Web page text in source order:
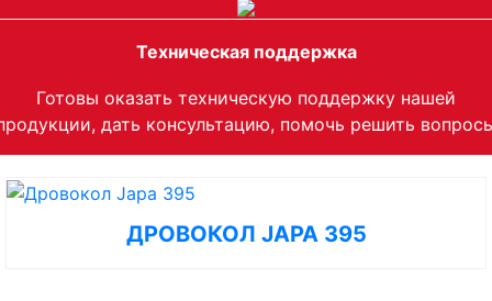
ДРОВОКОЛ JAPA 395
Техническая поддержка
Готовы оказать техническую поддержку нашей
дать консультацию, помочь решить